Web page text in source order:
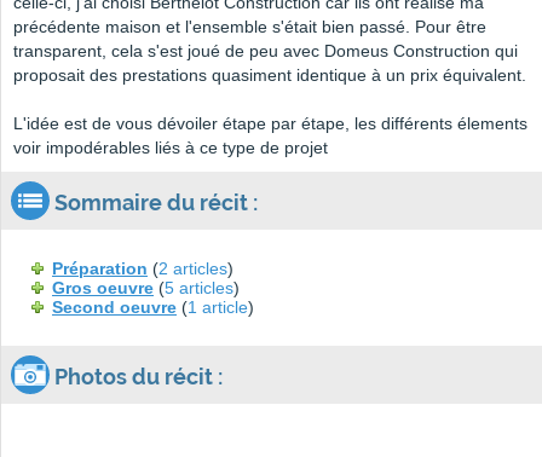
précédente maison et l'ensemble s'était bien passé. Pour être
transparent, cela s'est joué de peu avec Domeus Construction qui
proposait des prestations quasiment identique à un prix équivalent.
L'idée est de vous dévoiler étape par étape, les différents élements
voir impodérables liés à ce type de projet
Sommaire du récit :
Préparation (2 articles)
Gros oeuvre (5 articles)
Second oeuvre (1 article)
Photos du récit :